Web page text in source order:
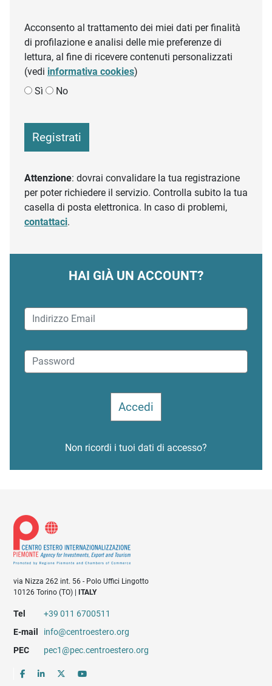
Acconsento al trattamento dei miei dati per finalità
di profilazione e analisi delle mie preferenze di
lettura, al fine di ricevere contenuti personalizzati
(vedi informativa cookies)
Sì
No
Registrati
Attenzione: dovrai convalidare la tua registrazione
per poter richiedere il servizio. Controlla subito la tua
casella di posta elettronica. In caso di problemi,
contattaci.
HAI GIÀ UN ACCOUNT?
Non ricordi i tuoi dati di accesso?
via Nizza 262 int. 56 - Polo Uffici Lingotto
10126 Torino (TO) |
ITALY
Tel
+39 011 6700511
E-mail
info@centroestero.org
PEC
pec1@pec.centroestero.org